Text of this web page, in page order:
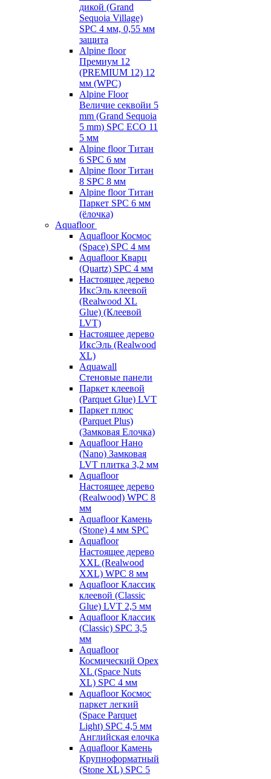
дикой (Grand
Sequoia Village)
SPC 4 мм, 0,55 мм
защита
Alpine floor
Премиум 12
(PREMIUM 12) 12
мм (WPC)
Alpine Floor
Величие секвойи 5
mm (Grand Sequoia
5 mm) SPC ECO 11
5 мм
Alpine floor Титан
6 SPC 6 мм
Alpine floor Титан
8 SPC 8 мм
Alpine floor Титан
Паркет SPC 6 мм
(ёлочка)
Aquafloor
Aquafloor Космос
(Space) SPC 4 мм
Aquafloor Кварц
(Quartz) SPC 4 мм
Настоящее дерево
ИксЭль клеевой
(Realwood XL
Glue) (Клеевой
LVT)
Настоящее дерево
ИксЭль (Realwood
XL)
Aquawall
Стеновые панели
Паркет клеевой
(Parquet Glue) LVT
Паркет плюс
(Parquet Plus)
(Замковая Елочка)
Aquafloor Нано
(Nano) Замковая
LVT плитка 3,2 мм
Aquafloor
Настоящее дерево
(Realwood) WPC 8
мм
Aquafloor Камень
(Stone) 4 мм SPC
Aquafloor
Настоящее дерево
XXL (Realwood
XXL) WPC 8 мм
Aquafloor Классик
клеевой (Classic
Glue) LVT 2,5 мм
Aquafloor Классик
(Classic) SPC 3,5
мм
Aquafloor
Космический Орех
XL (Space Nuts
XL) SPC 4 мм
Aquafloor Космос
паркет легкий
(Space Parquet
Light) SPC 4,5 мм
Английская елочка
Aquafloor Камень
Крупноформатный
(Stone XL) SPC 5